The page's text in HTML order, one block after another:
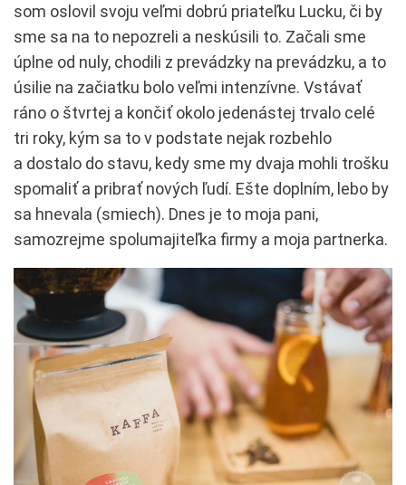
som oslovil svoju veľmi dobrú priateľku Lucku, či by
sme sa na to nepozreli a neskúsili to. Začali sme
úplne od nuly, chodili z prevádzky na prevádzku, a to
úsilie na začiatku bolo veľmi intenzívne. Vstávať
ráno o štvrtej a končiť okolo jedenástej trvalo celé
tri roky, kým sa to v podstate nejak rozbehlo
a dostalo do stavu, kedy sme my dvaja mohli trošku
spomaliť a pribrať nových ľudí. Ešte doplním, lebo by
sa hnevala (smiech). Dnes je to moja pani,
samozrejme spolumajiteľka firmy a moja partnerka.